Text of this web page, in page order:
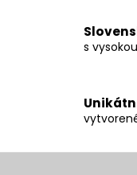
s